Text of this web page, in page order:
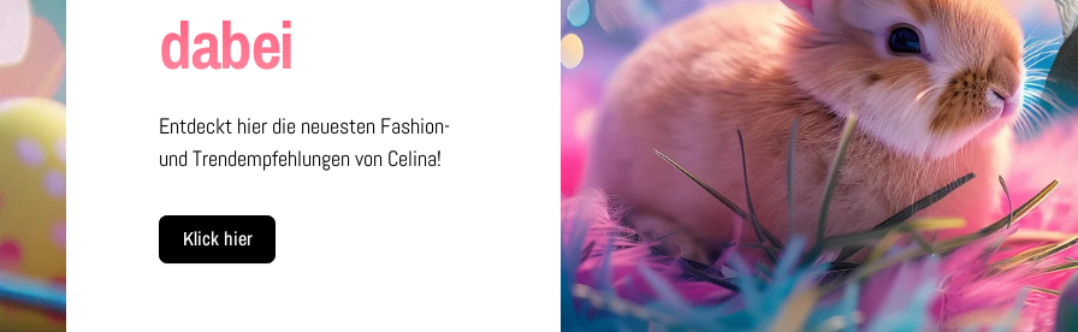
dabei
Entdeckt hier die neuesten Fashion-
und Trendempfehlungen von Celina!
Klick hier